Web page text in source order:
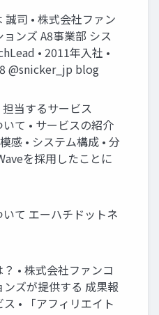
誠司 • 株式会社ファン
ンズ A8事業部 シス
• 2011年入社 •
@snicker_jp blog
当するサービス
いて • サービスの紹介
感 • システム構成 • 分
を採用したことに
いて エーハチドットネ
？ • 株式会社ファンコ
ンズが提供する 成果報
• 「アフィリエイト